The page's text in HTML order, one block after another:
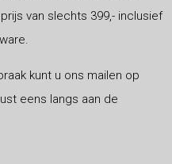
van slechts 399,- inclusief
kunt u ons mailen op
eens langs aan de